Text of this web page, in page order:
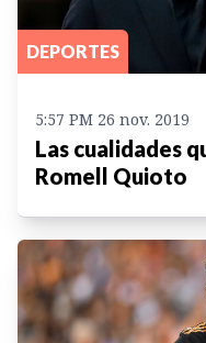
DEPORTES
5:57 PM 26 nov. 2019
Las cualidades
Romell Quioto